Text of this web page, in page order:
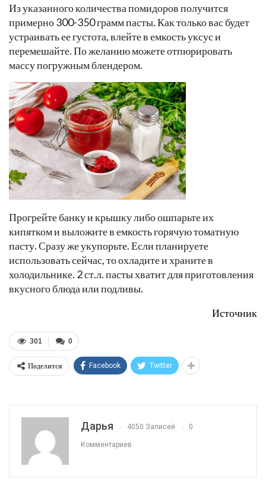
Из указанного количества помидоров получится
примерно 300-350 грамм пасты. Как только вас будет
устраивать ее густота, влейте в емкость уксус и
перемешайте. По желанию можете отпюрировать
массу погружным блендером.
Прогрейте банку и крышку либо ошпарьте их
кипятком и выложите в емкость горячую томатную
пасту. Сразу же укупорьте. Если планируете
использовать сейчас, то охладите и храните в
холодильнике. 2 ст.л. пасты хватит для приготовления
вкусного блюда или подливы.
Источник
0
301
Поделится Facebook Twitter
Дарья 4050 Записей 0
Комментариев